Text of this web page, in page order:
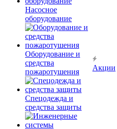
Насосное
оборудование
Оборудование и
средства
пожаротушения
Спецодежда и
средства защиты
Акции